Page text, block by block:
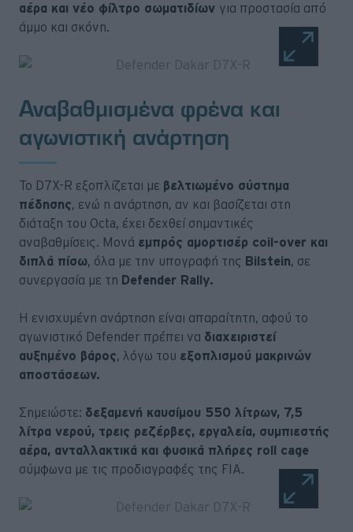
αέρα και νέο φίλτρο σωματιδίων για προστασία από
άμμο και σκόνη.
Αναβαθμισμένα φρένα και
αγωνιστική ανάρτηση
Το D7X-R εξοπλίζεται με βελτιωμένο σύστημα
πέδησης, ενώ η ανάρτηση, αν και βασίζεται στη
διάταξη του Octa, έχει δεχθεί σημαντικές
αναβαθμίσεις. Μονά εμπρός αμορτισέρ coil-over και
διπλά πίσω, όλα με την υπογραφή της Bilstein, σε
συνεργασία με τη Defender Rally.
Η ενισχυμένη ανάρτηση είναι απαραίτητη, αφού το
αγωνιστικό Defender πρέπει να διαχειριστεί
αυξημένο βάρος, λόγω του εξοπλισμού μακρινών
αποστάσεων.
Σημειώστε: δεξαμενή καυσίμου 550 λίτρων, 7,5
λίτρα νερού, τρεις ρεζέρβες, εργαλεία, συμπιεστής
αέρα, ανταλλακτικά και φυσικά πλήρες roll cage
σύμφωνα με τις προδιαγραφές της FIA.